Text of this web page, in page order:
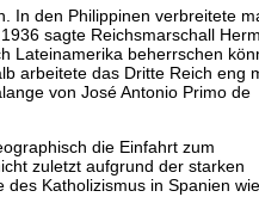
In den Philippinen verbreitete
sagte Reichsmarschall
Lateinamerika beherrschen
arbeitete das Dritte Reich eng
von José Antonio Primo de
die Einfahrt zum
zuletzt aufgrund der starken
Katholizismus in Spanien